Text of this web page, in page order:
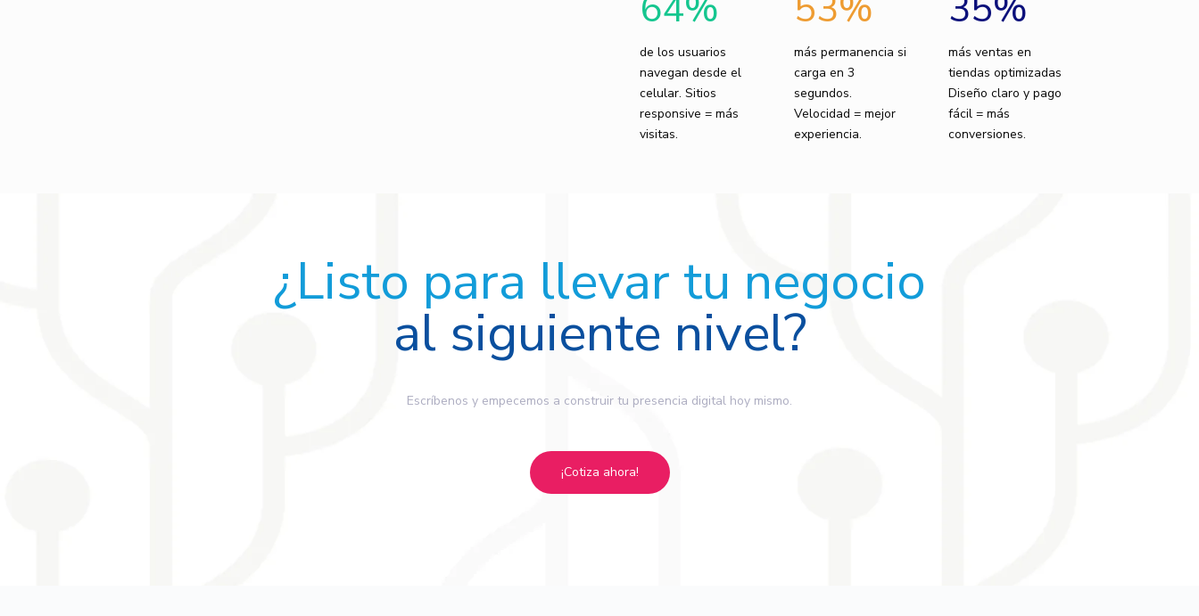
de los usuarios
navegan desde el
celular. Sitios
responsive = más
visitas.
más permanencia si
carga en 3
segundos.
Velocidad = mejor
experiencia.
más ventas en
tiendas optimizadas
Diseño claro y pago
fácil = más
conversiones.
¿Listo para llevar tu negocio
al siguiente nivel?
Escríbenos y empecemos a construir tu presencia digital hoy mismo.
¡Cotiza ahora!